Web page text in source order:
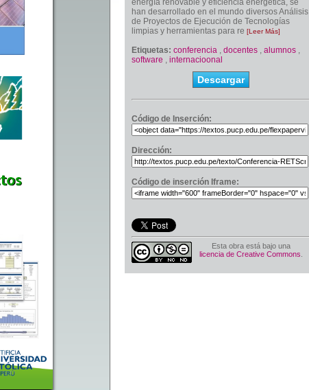
energía renovable y eficiencia energética, se
han desarrollado en el mundo diversos Análisis
de Proyectos de Ejecución de Tecnologías
limpias y herramientas para re [Leer Más]
Etiquetas: conferencia , docentes , alumnos ,
software , internacioonal
Descargar
Código de Inserción:
Dirección:
Código de inserción Iframe:
Esta obra está bajo una
licencia de Creative Commons